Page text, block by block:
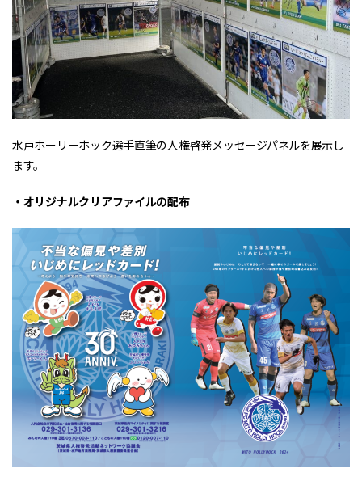
水戸ホーリーホック選手直筆の人権啓発メッセージパネルを展示し
ます。
・オリジナルクリアファイルの配布